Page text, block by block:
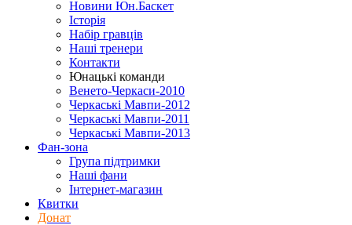
Новини Юн.Баскет
Історія
Набір гравців
Наші тренери
Контакти
Юнацькі команди
Венето-Черкаси-2010
Черкаські Мавпи-2012
Черкаські Мавпи-2011
Черкаські Мавпи-2013
Фан-зона
Група підтримки
Наші фани
Інтернет-магазин
Квитки
Донат